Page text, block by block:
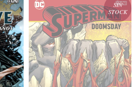
SIN
STOCK